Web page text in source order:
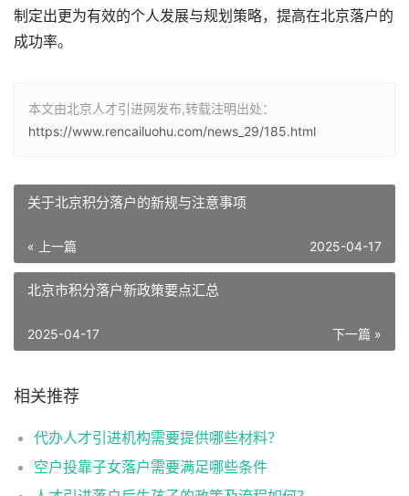
制定出更为有效的个人发展与规划策略，提高在北京落户的
成功率。
本文由北京人才引进网发布,转载注明出处：
https://www.rencailuohu.com/news_29/185.html
关于北京积分落户的新规与注意事项
« 上一篇 2025-04-17
北京市积分落户新政策要点汇总
下一篇 »
2025-04-17
相关推荐
代办人才引进机构需要提供哪些材料？
空户投靠子女落户需要满足哪些条件